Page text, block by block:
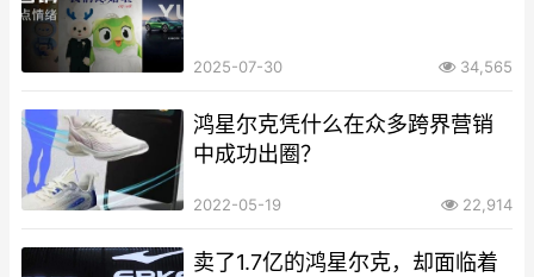
2025-07-30 34,565
鸿星尔克凭什么在众多跨界营销
中成功出圈？
2022-05-19 22,914
卖了1.7亿的鸿星尔克，却面临着